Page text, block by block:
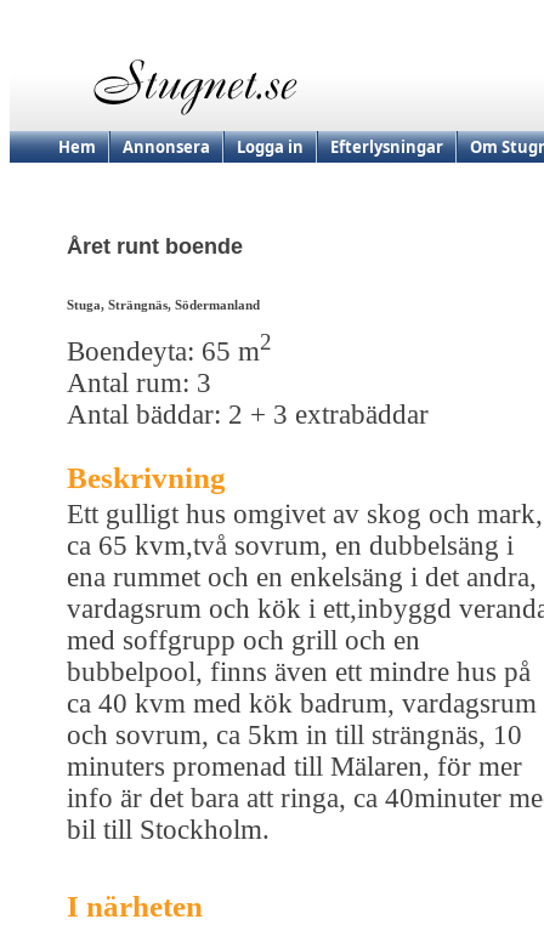
Hem Annonsera Logga in Efterlysningar Om
Året runt boende
Stuga, Strängnäs, Södermanland
Boendeyta: 65 m2
Antal rum: 3
Antal bäddar: 2 + 3 extrabäddar
Beskrivning
Ett gulligt hus omgivet av skog och mark,
ca 65 kvm,två sovrum, en dubbelsäng i
ena rummet och en enkelsäng i det andra,
vardagsrum och kök i ett,inbyggd
med soffgrupp och grill och en
bubbelpool, finns även ett mindre hus på
ca 40 kvm med kök badrum, vardagsrum
och sovrum, ca 5km in till strängnäs, 10
minuters promenad till Mälaren, för mer
info är det bara att ringa, ca 40minuter
bil till Stockholm.
I närheten